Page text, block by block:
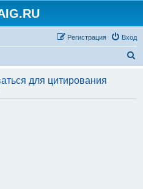
Вход
Регистрация
с
для цитирования